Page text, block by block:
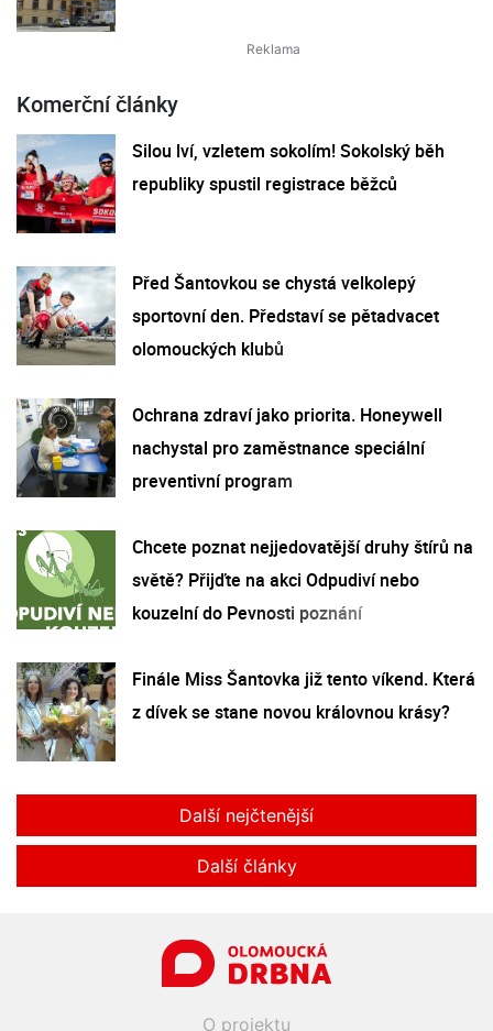
Komerční články
Silou lví, vzletem sokolím! Sokolský běh
republiky spustil registrace běžců
Před Šantovkou se chystá velkolepý
sportovní den. Představí se pětadvacet
olomouckých klubů
Ochrana zdraví jako priorita. Honeywell
nachystal pro zaměstnance speciální
preventivní program
Chcete poznat nejjedovatější druhy štírů na
světě? Přijďte na akci Odpudiví nebo
kouzelní do Pevnosti poznání
Finále Miss Šantovka již tento víkend. Která
z dívek se stane novou královnou krásy?
Další nejčtenější
Další články
O projektu